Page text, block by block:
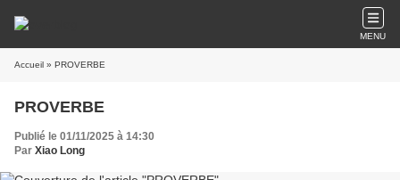
MENU
Accueil » PROVERBE
PROVERBE
Publié le 01/11/2025 à 14:30
Par Xiao Long